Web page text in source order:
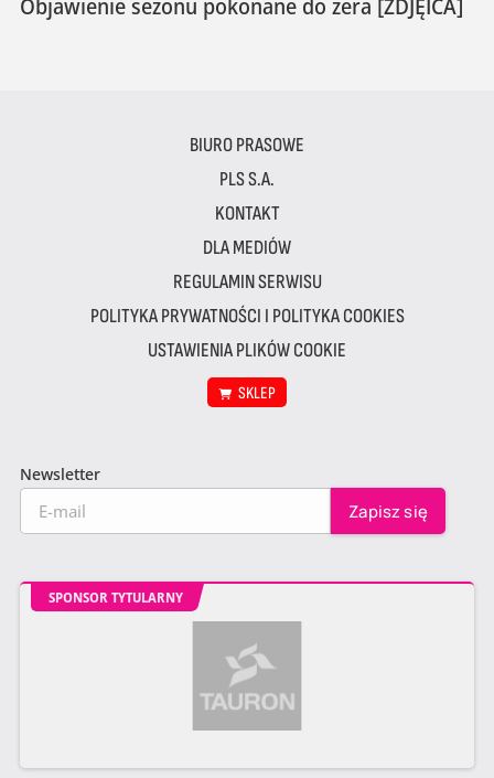
BIURO PRASOWE
PLS S.A.
KONTAKT
DLA MEDIÓW
REGULAMIN SERWISU
POLITYKA PRYWATNOŚCI I POLITYKA COOKIES
USTAWIENIA PLIKÓW COOKIE
SKLEP
Newsletter
SPONSOR TYTULARNY